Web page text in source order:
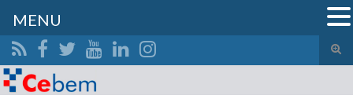
el
Search for:
MENU